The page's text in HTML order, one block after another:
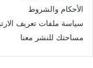
الأحكام والشروط
سياسة ملفات تعريف
مساحتك للنشر معنا